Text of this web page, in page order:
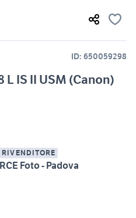
ID: 650059298
L IS II USM (Canon)
RIVENDITORE
RCE Foto - Padova